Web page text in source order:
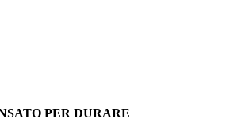
PER DURARE